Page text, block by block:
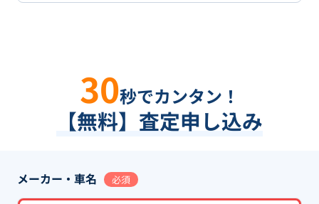
30秒でカンタン！
【無料】査定申し込み
メーカー・車名 必須